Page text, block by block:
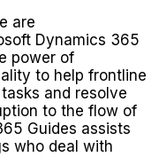
are
Dynamics 365
power of
to help frontline
and resolve
to the flow of
Guides assists
who deal with